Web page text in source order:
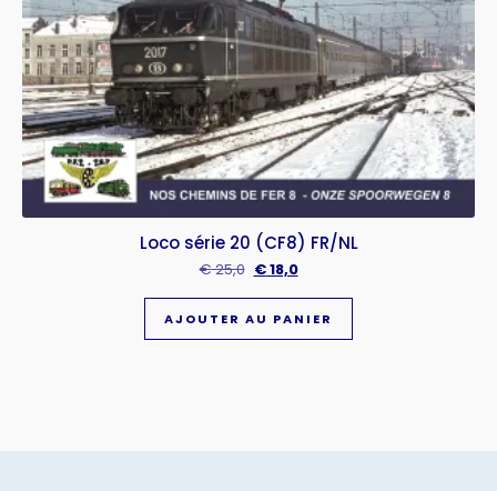
Loco série 20 (CF8) FR/NL
€25,0 €18,0
AJOUTER AU PANIER